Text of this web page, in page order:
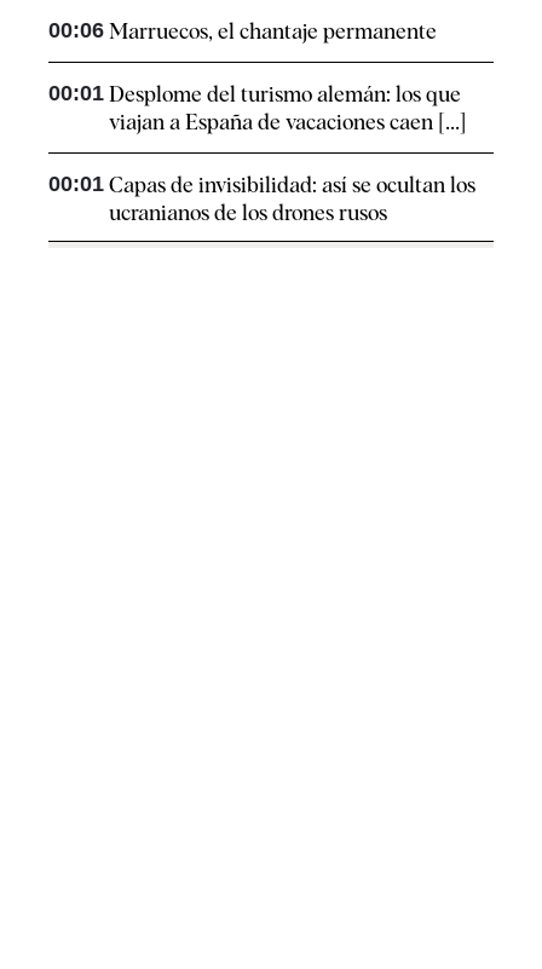
00:06 Marruecos, el chantaje permanente
00:01 Desplome del turismo alemán: los que
viajan a España de vacaciones caen [...]
00:01 Capas de invisibilidad: así se ocultan los
ucranianos de los drones rusos